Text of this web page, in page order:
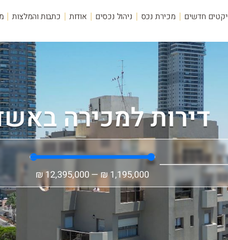
חדשים מכירת נכס ניהול נכסים אודות כתבות והמלצות
דירות למכירה
1,195,000
₪
—
12,395,000
₪